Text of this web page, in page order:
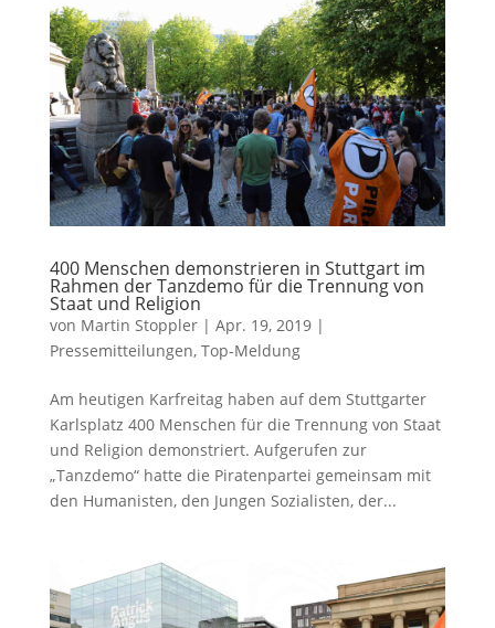
400 Menschen demonstrieren in Stuttgart im
Rahmen der Tanzdemo für die Trennung von
Staat und Religion
von Martin Stoppler| Apr. 19, 2019|
Pressemitteilungen, Top-Meldung
Am heutigen Karfreitag haben auf dem Stuttgarter
Karlsplatz 400 Menschen für die Trennung von Staat
und Religion demonstriert. Aufgerufen zur
„Tanzdemo“ hatte die Piratenpartei gemeinsam mit
den Humanisten, den Jungen Sozialisten, der...